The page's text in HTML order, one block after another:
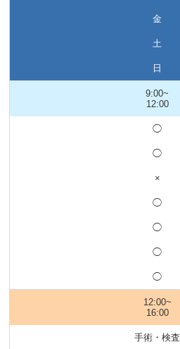
金
土
日
9:00~
12:00
◯
◯
×
◯
◯
◯
◯
12:00~
16:00
手術・検査